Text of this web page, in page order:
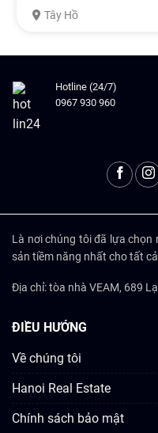
Tây Hồ
Hotline (24/7)
0967 930 960
Là nơi chúng tôi đã lựa
sản tiềm năng nhất cho tất
Địa chỉ: tòa nhà VEAM, 689
ĐIỀU HƯỚNG
Về chúng tôi
Hanoi Real Estate
Chính sách bảo mật